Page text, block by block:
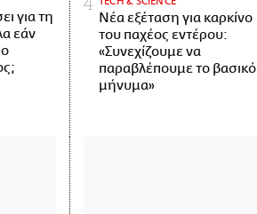
για τη
εάν
Νέα εξέταση για καρκίνο
του παχέος εντέρου:
«Συνεχίζουμε να
παραβλέπουμε το βασικό
μήνυμα»